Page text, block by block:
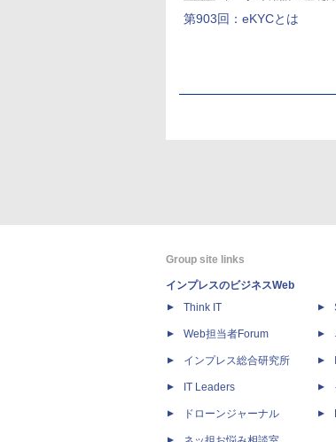
第903回：eKYCとは
Group site links
インプレスのビジネスWeb
Think IT
Web担当者Forum
インプレス総合研究所
IT Leaders
ドローンジャーナル